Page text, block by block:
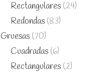
Rectangulares (24)
Redondas (83)
Gruesas (70)
Cuadradas (6)
Rectangulares (2)